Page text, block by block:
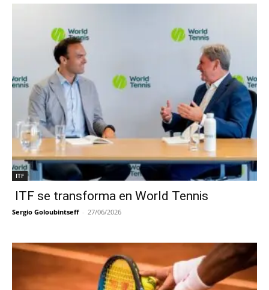
ITF
ITF se transforma en World Tennis
Sergio Goloubintseff - 27/06/2026